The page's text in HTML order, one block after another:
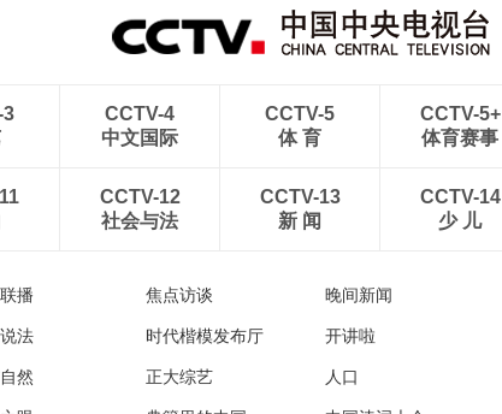
3
CCTV-4
中文国际
CCTV-5
体 育
CCTV-5+
体育赛事
CCTV-12
社会与法
CCTV-13
新 闻
CCTV-14
少 儿
播 焦点访谈 晚间新闻
法 时代楷模发布厅 开讲啦
然 正大综艺 人口